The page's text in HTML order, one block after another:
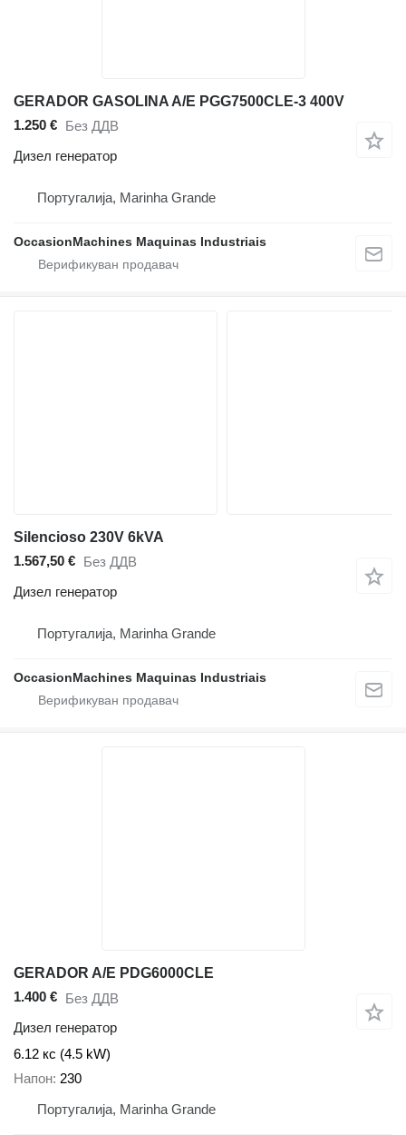
GERADOR GASOLINA A/E PGG7500CLE-3 400V
1.250 € Без ДДВ
Дизел генератор
Португалија, Marinha Grande
OccasionMachines Maquinas Industriais
Silencioso 230V 6kVA
1.567,50 € Без ДДВ
Дизел генератор
Португалија, Marinha Grande
OccasionMachines Maquinas Industriais
GERADOR A/E PDG6000CLE
1.400 € Без ДДВ
Дизел генератор
6.12 кс (4.5 kW)
Напон 230
Португалија, Marinha Grande